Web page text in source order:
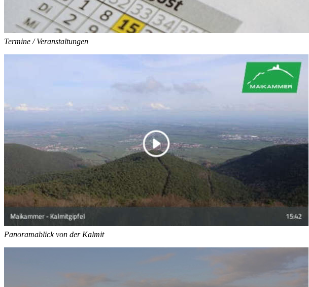
Termine / Veranstaltungen
Panoramablick von der Kalmit